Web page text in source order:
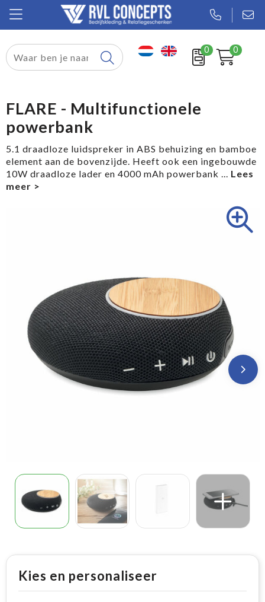
0 0
Relatiegeschenken
Tassen
Sport
Werkkleding
FLARE - Multifunctionele
powerbank
5.1 draadloze luidspreker in ABS behuizing en bamboe
element aan de bovenzijde. Heeft ook een ingebouwde
10W draadloze lader en 4000 mAh powerbank ...
Kies en personaliseer